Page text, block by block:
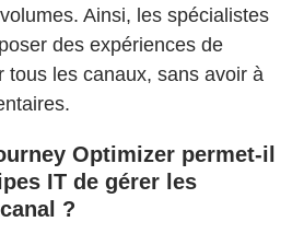
Ainsi, les spécialistes
des expériences de
tous les canaux, sans avoir à
Optimizer permet-il
IT de gérer les
?